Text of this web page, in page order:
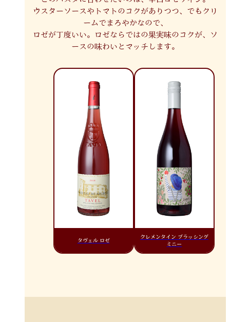
ウスターソースやトマトのコクがありつつ、でもクリ
ームでまろやかなので、
ロゼが丁度いい。ロゼならではの果実味のコクが、ソ
ースの味わいとマッチします。
タヴェル ロゼ
クレメンタイン ブラッシング
ミニー